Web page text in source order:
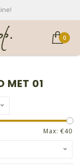
0
MET 01
Max: €40